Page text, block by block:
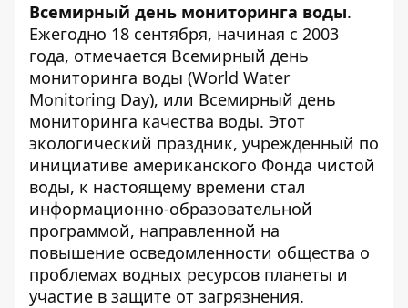
Всемирный день мониторинга воды.
Ежегодно 18 сентября, начиная с 2003
года, отмечается Всемирный день
мониторинга воды (World Water
Monitoring Day), или Всемирный день
мониторинга качества воды. Этот
экологический праздник, учрежденный по
инициативе американского Фонда чистой
воды, к настоящему времени стал
информационно-образовательной
программой, направленной на
повышение осведомленности общества о
проблемах водных ресурсов планеты и
участие в защите от загрязнения.